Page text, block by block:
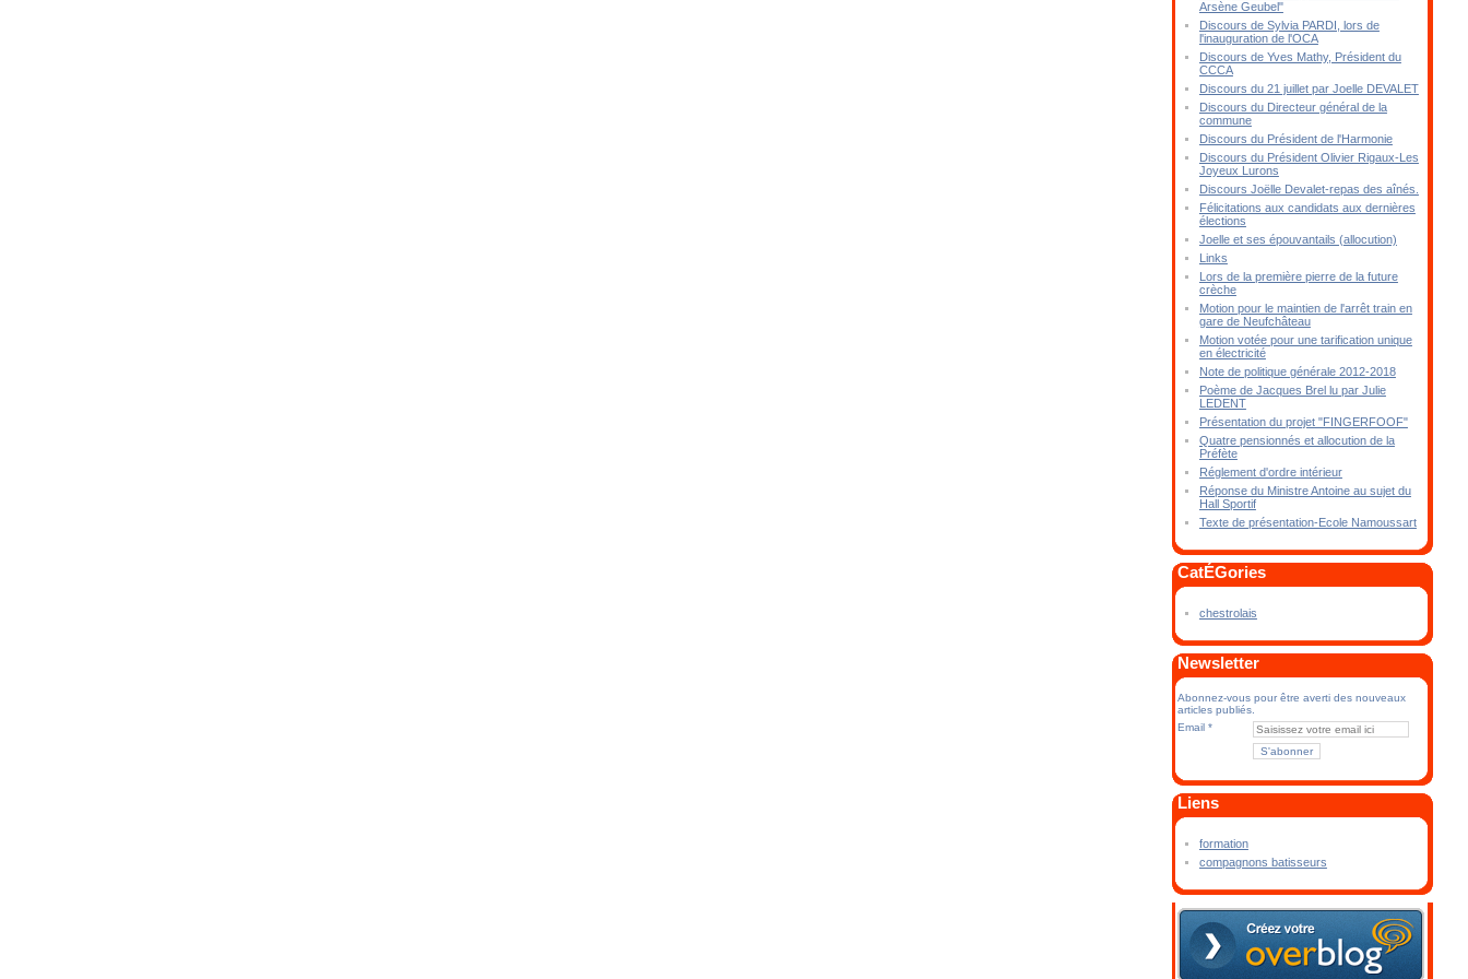
Arsène Geubel"
Discours de Sylvia PARDI, lors de
l'inauguration de l'OCA
Discours de Yves Mathy, Président du
CCCA
Discours du 21 juillet par Joelle DEVALET
Discours du Directeur général de la
commune
Discours du Président de l'Harmonie
Discours du Président Olivier Rigaux-Les
Joyeux Lurons
Discours Joëlle Devalet-repas des aînés.
Félicitations aux candidats aux dernières
élections
Joelle et ses épouvantails (allocution)
Links
Lors de la première pierre de la future
crèche
Motion pour le maintien de l'arrêt train en
gare de Neufchâteau
Motion votée pour une tarification unique
en électricité
Note de politique générale 2012-2018
Poème de Jacques Brel lu par Julie
LEDENT
Présentation du projet "FINGERFOOF"
Quatre pensionnés et allocution de la
Préfète
Réglement d'ordre intérieur
Réponse du Ministre Antoine au sujet du
Hall Sportif
Texte de présentation-Ecole Namoussart
CatÉGories
chestrolais
Newsletter
Abonnez-vous pour être averti des nouveaux
articles publiés.
Email
Liens
formation
compagnons batisseurs